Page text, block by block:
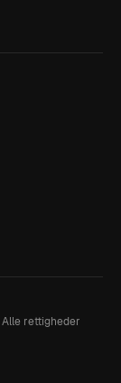
Alle rettigheder